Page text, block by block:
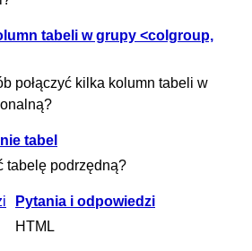
tabeli w grupy <colgroup,
połączyć kilka kolumn tabeli w
tabel
tabelę podrzędną?
Pytania i odpowiedzi
HTML